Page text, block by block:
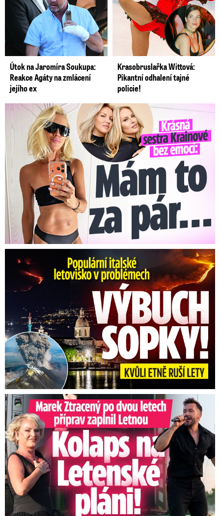
Útok na Jaromíra Soukupa:
Reakce Agáty na zmlácení
jejího ex
Krasobruslařka Wittová:
Pikantní odhalení tajné
policie!
Krásná sestra Krainové bez emocí: Mám to za pár…
Erupce sicilské sopky Etny: Ruší desítky letů
Marek Ztracený na Letné: Pártlová stopla koncert